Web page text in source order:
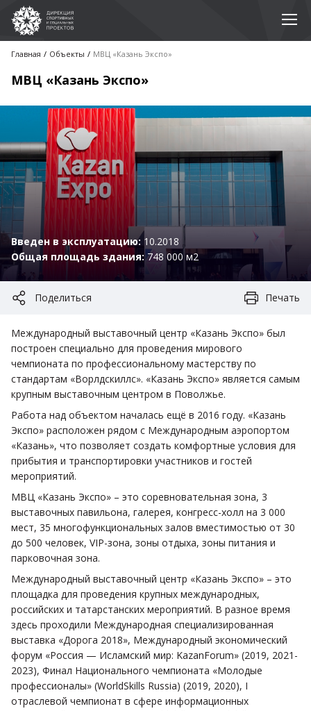
Главная Объекты МВЦ «Казань Экспо»
МВЦ «Казань Экспо»
Введен в эксплуатацию: 10.2018
Общая площадь здания:748 000 м2
Поделиться Печать
Международный выставочный центр «Казань Экспо» был
построен специально для проведения мирового
чемпионата по профессиональному мастерству по
стандартам «Ворлдскиллс». «Казань Экспо» является самым
крупным выставочным центром в Поволжье.
Работа над объектом началась ещё в 2016 году. «Казань
Экспо» расположен рядом с Международным аэропортом
«Казань», что позволяет создать комфортные условия для
прибытия и транспортировки участников и гостей
мероприятий.
МВЦ «Казань Экспо» – это соревновательная зона, 3
выставочных павильона, галерея, конгресс-холл на 3 000
мест, 35 многофункциональных залов вместимостью от 30
до 500 человек, VIP-зона, зоны отдыха, зоны питания и
парковочная зона.
Международный выставочный центр «Казань Экспо» – это
площадка для проведения крупных международных,
российских и татарстанских мероприятий. В разное время
здесь проходили Международная специализированная
выставка «Дорога 2018», Международный экономический
форум «Россия — Исламский мир: KazanForum» (2019, 2021-
2023), Финал Национального чемпионата «Молодые
профессионалы» (WorldSkills Russia) (2019, 2020), I
отраслевой чемпионат в сфере информационных